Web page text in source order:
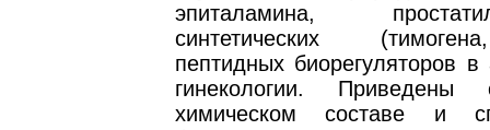
эпиталамина,
синтетических
пептидных биорегуляторов
гинекологии.
химическом составе и